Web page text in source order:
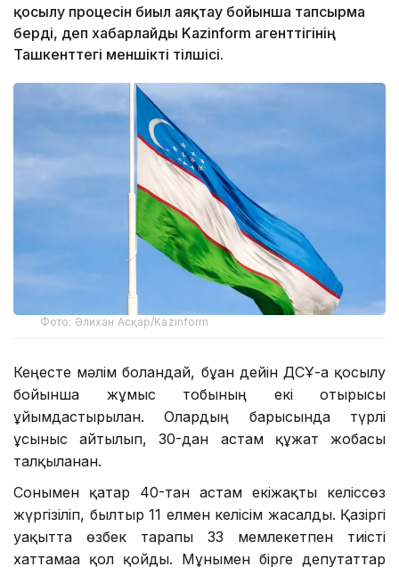
қосылу процесін биыл аяқтау бойынша тапсырма
берді, деп хабарлайды Kazinform агенттігінің
Ташкенттегі меншікті тілшісі.
Фото: Әлихан Асқар/Kazinform
Кеңесте мәлім болғандай, бұған дейін ДСҰ-ға қосылу
бойынша жұмыс тобының екі отырысы
ұйымдастырылған. Олардың барысында түрлі
ұсыныс айтылып, 30-дан астам құжат жобасы
талқыланған.
Сонымен қатар 40-тан астам екіжақты келіссөз
жүргізіліп, былтыр 11 елмен келісім жасалды. Қазіргі
уақытта өзбек тарапы 33 мемлекетпен тиісті
хаттамаға қол қойды. Мұнымен бірге депутаттар